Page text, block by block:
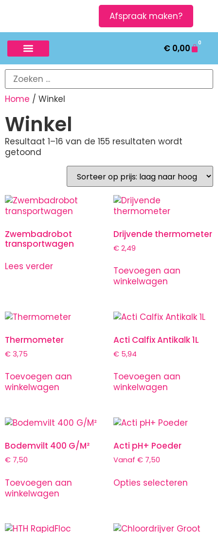
Afspraak maken?
€0,00 0
Home / Winkel
Winkel
Resultaat 1–16 van de 155 resultaten wordt
getoond
Zwembadrobot
transportwagen
Lees verder
Drijvende thermometer
€2,49
Toevoegen aan
winkelwagen
Thermometer
€ 3,75
Toevoegen aan
winkelwagen
Acti Calfix Antikalk 1L
€5,94
Toevoegen aan
winkelwagen
Bodemvilt 400 G/M²
€ 7,50
Toevoegen aan
winkelwagen
Acti pH+ Poeder
Vanaf €7,50
Opties selecteren